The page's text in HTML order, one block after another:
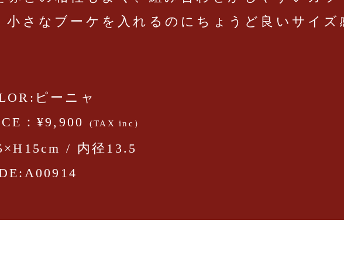
小さなブーケを入れるのにちょうど良いサイズ
ピーニャ
：¥9,900
(TAX inc）
/ 内径13.5